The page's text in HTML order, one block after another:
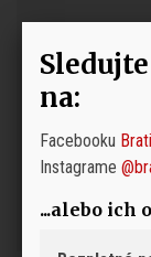
na:
Facebooku
Instagrame
...alebo ich